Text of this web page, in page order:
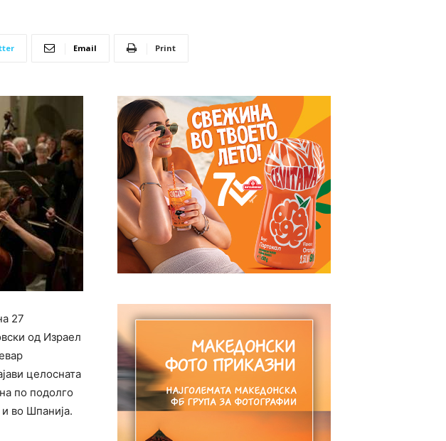
Email Print
27
од Израел
целосната
по подолго
во Шпанија.